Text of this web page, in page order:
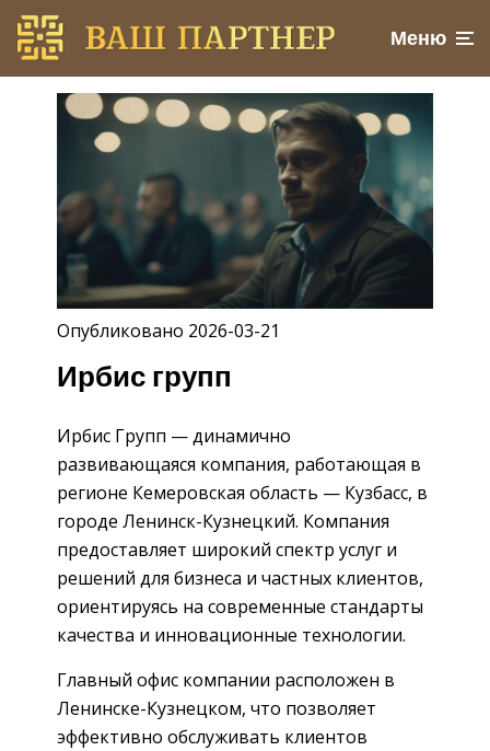
Меню
Опубликовано 2026-03-21
Ирбис групп
Ирбис Групп — динамично
развивающаяся компания, работающая в
регионе Кемеровская область — Кузбасс, в
городе Ленинск-Кузнецкий. Компания
предоставляет широкий спектр услуг и
решений для бизнеса и частных клиентов,
ориентируясь на современные стандарты
качества и инновационные технологии.
Главный офис компании расположен в
Ленинске-Кузнецком, что позволяет
эффективно обслуживать клиентов